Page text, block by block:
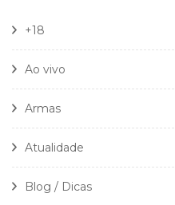
+18
Ao vivo
Armas
Atualidade
Blog / Dicas